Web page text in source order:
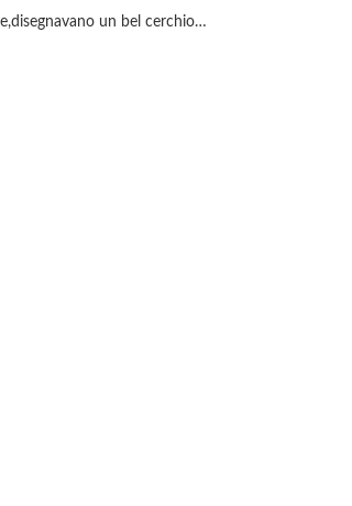
un bel cerchio…